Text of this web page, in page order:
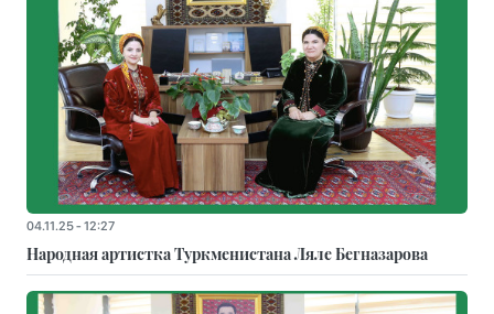
04.11.25 - 12:27
Народная артистка Туркменистана Ляле Бегназарова